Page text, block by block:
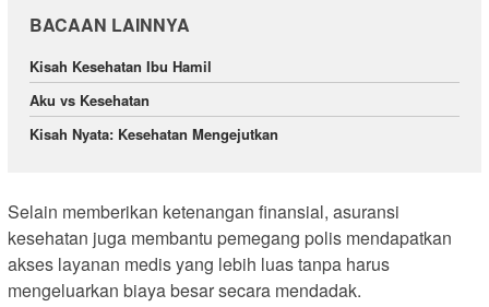
BACAAN LAINNYA
Kisah Kesehatan Ibu Hamil
Aku vs Kesehatan
Kisah Nyata: Kesehatan Mengejutkan
Selain memberikan ketenangan finansial, asuransi
kesehatan juga membantu pemegang polis mendapatkan
akses layanan medis yang lebih luas tanpa harus
mengeluarkan biaya besar secara mendadak.